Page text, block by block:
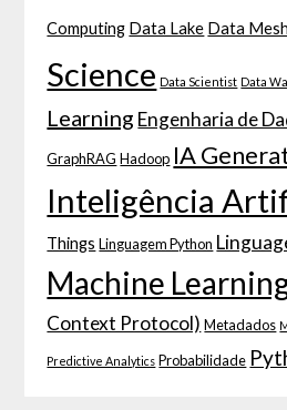
Computing Data Lake Data Mesh
Science Data Scientist Data
Learning Engenharia de
GraphRAG Hadoop IA
Inteligência
Things Linguagem Python
Machine
Context Protocol) Metadados
Predictive Analytics Probabilidade